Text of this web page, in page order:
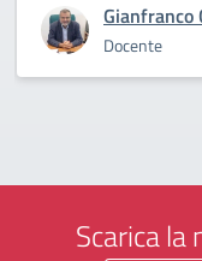
Gianfranco
Docente
Scarica